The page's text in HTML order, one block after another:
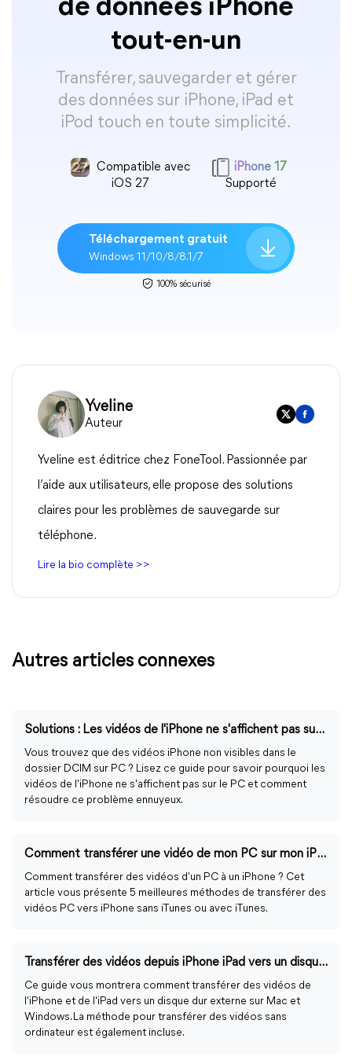
de données iPhone
tout-en-un
Transférer, sauvegarder et gérer
des données sur iPhone, iPad et
iPod touch en toute simplicité.
Compatible avec
iOS 27
iPhone 17
Supporté
Téléchargement gratuit
Windows 11/10/8/8.1/7
100% sécurisé
Yveline
Auteur
Yveline est éditrice chez FoneTool. Passionnée par
l’aide aux utilisateurs, elle propose des solutions
claires pour les problèmes de sauvegarde sur
téléphone.
Lire la bio complète >>
Autres articles connexes
Solutions : Les vidéos de l'iPhone ne s'affichent pas sur l'ordinateur
Vous trouvez que des vidéos iPhone non visibles dans le
dossier DCIM sur PC ? Lisez ce guide pour savoir pourquoi les
vidéos de l'iPhone ne s'affichent pas sur le PC et comment
résoudre ce problème ennuyeux.
Comment transférer une vidéo de mon PC sur mon iPhone ?
Comment transférer des vidéos d'un PC à un iPhone ? Cet
article vous présente 5 meilleures méthodes de transférer des
vidéos PC vers iPhone sans iTunes ou avec iTunes.
Transférer des vidéos depuis iPhone iPad vers un disque dur externe
Ce guide vous montrera comment transférer des vidéos de
l'iPhone et de l'iPad vers un disque dur externe sur Mac et
Windows. La méthode pour transférer des vidéos sans
ordinateur est également incluse.